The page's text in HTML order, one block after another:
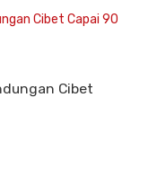
Cibet